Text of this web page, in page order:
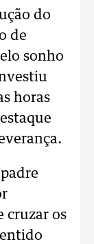
do
de
sonho
horas
cruzar os